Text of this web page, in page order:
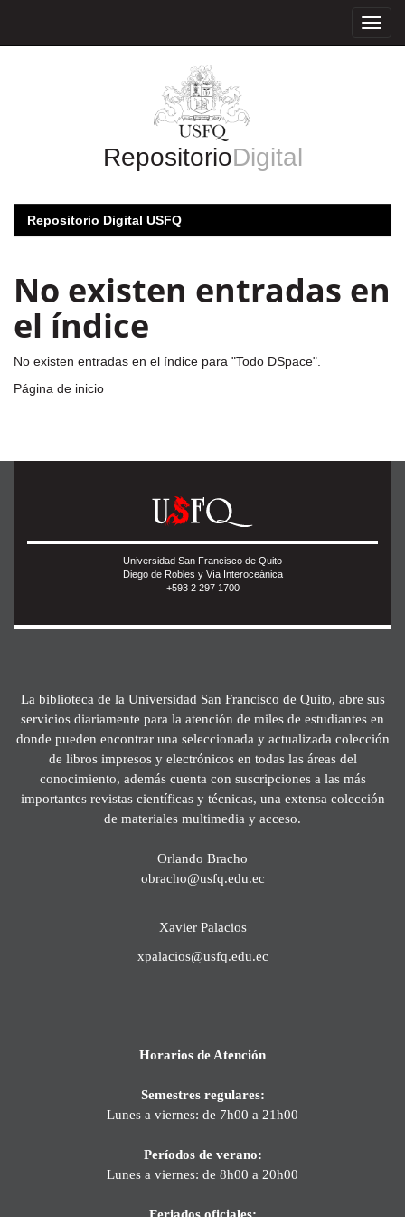
RepositorioDigital
Repositorio Digital USFQ
No existen entradas en
el índice
No existen entradas en el índice para "Todo DSpace".
Página de inicio
Universidad San Francisco de Quito
Diego de Robles y Vía Interoceánica
+593 2 297 1700
La biblioteca de la Universidad San Francisco de Quito, abre sus
servicios diariamente para la atención de miles de estudiantes en
donde pueden encontrar una seleccionada y actualizada colección
de libros impresos y electrónicos en todas las áreas del
conocimiento, además cuenta con suscripciones a las más
importantes revistas científicas y técnicas, una extensa colección
de materiales multimedia y acceso.
Orlando Bracho
obracho@usfq.edu.ec
Xavier Palacios
xpalacios@usfq.edu.ec
Horarios de Atención
Semestres regulares:
Lunes a viernes: de 7h00 a 21h00
Períodos de verano:
Lunes a viernes: de 8h00 a 20h00
Feriados oficiales: